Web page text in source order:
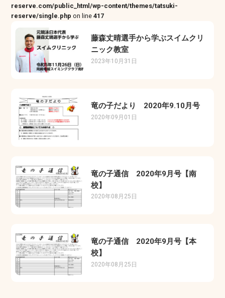
reserve.com/public_html/wp-content/themes/tatsuki-
reserve/single.php on line417
藤森丈晴選手から学ぶスイムクリ
ニック教室
2023年10月31日
竜の子だより 2020年9.10月号
2020年09月01日
竜の子通信 2020年9月号【南
校】
2020年08月25日
竜の子通信 2020年9月号【本
校】
2020年08月25日